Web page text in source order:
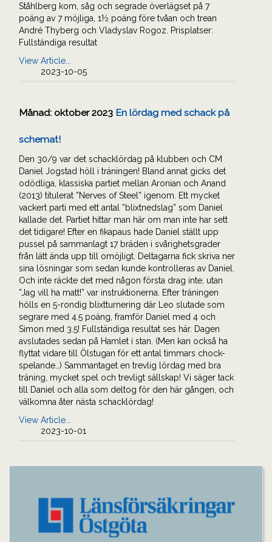
Ståhlberg kom, såg och segrade överlägset på 7
poäng av 7 möjliga, 1½ poäng före tvåan och trean
André Thyberg och Vladyslav Rogoz. Prisplatser:
Fullständiga resultat
View Article...
2023-10-05
Månad: oktober 2023 En lördag med schack på
schemat!
Den 30/9 var det schacklördag på klubben och CM
Daniel Jogstad höll i träningen! Bland annat gicks det
odödliga, klassiska partiet mellan Aronian och Anand
(2013) titulerat ”Nerves of Steel” igenom. Ett mycket
vackert parti med ett antal ”blixtnedslag” som Daniel
kallade det. Partiet hittar man här om man inte har sett
det tidigare! Efter en fikapaus hade Daniel ställt upp
pussel på sammanlagt 17 bräden i svårighetsgrader
från lätt ända upp till omöjligt. Deltagarna fick skriva ner
sina lösningar som sedan kunde kontrolleras av Daniel.
Och inte räckte det med någon första drag inte, utan
”Jag vill ha matt!” var instruktionerna. Efter träningen
hölls en 5-rondig blixtturnering där Leo slutade som
segrare med 4.5 poäng, framför Daniel med 4 och
Simon med 3.5! Fullständiga resultat ses här. Dagen
avslutades sedan på Hamlet i stan. (Men kan också ha
flyttat vidare till Ölstugan för ett antal timmars chock-
spelande…) Sammantaget en trevlig lördag med bra
träning, mycket spel och trevligt sällskap! Vi säger tack
till Daniel och alla som deltog för den här gången, och
välkomna åter nästa schacklördag!
View Article...
2023-10-01